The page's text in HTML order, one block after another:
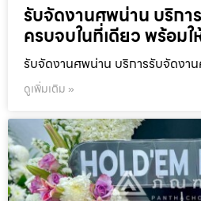
รับจัดงานศพน่าน บริก
ครบจบในที่เดียว พร้อมใ
รับจัดงานศพน่าน บริการรับจัดงา
ดูเพิ่มเติม »